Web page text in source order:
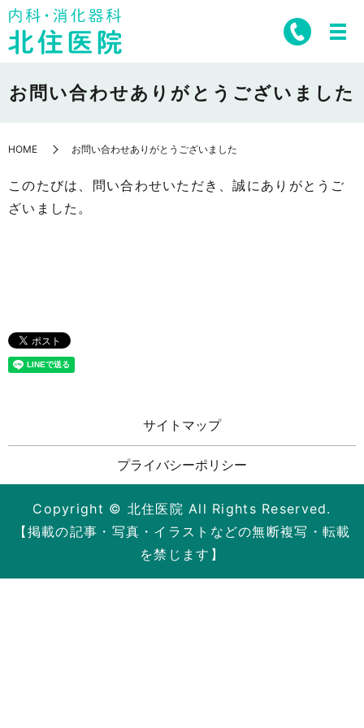
お問い合わせありがとうございました
HOME お問い合わせありがとうございました
このたびは、問い合わせいただき、誠にありがとうご
ざいました。
サイトマップ
プライバシーポリシー
Copyright © 北住医院 All Rights Reserved.
【掲載の記事・写真・イラストなどの無断複写・転載
を禁じます】